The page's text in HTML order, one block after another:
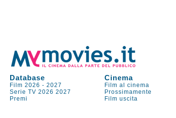
Database Cinema
Film 2026 -2027 Film al cinema
Serie TV 2026 2027 Prossimamente
Premi
Film uscita